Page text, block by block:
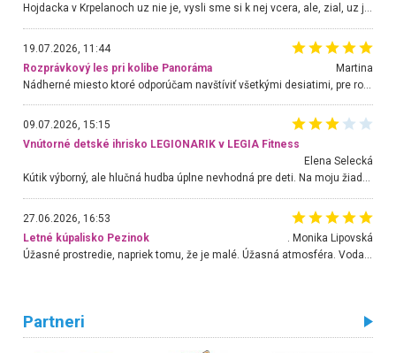
Hojdacka v Krpelanoch uz nie je, vysli sme si k nej vcera, ale, zial, uz je znicena. Ak sem planujete cestu len kvoli hojdacke, mozete si ju usetrit. Krasny vyhlad je tu vsak aj bez hojdacky :-)
19.07.2026, 11:44
Rozprávkový les pri kolibe Panoráma
Martina
Nádherné miesto ktoré odporúčam navštíviť všetkými desiatimi, pre rodiny s deťmi, dôchodcom... Proste a jednoducho ozaj rozprávkový les.. určite ešte prídeme. Odniesli sme si na pamiatku krásne tričká,
09.07.2026, 15:15
Vnútorné detské ihrisko LEGIONARIK v LEGIA Fitness
Elena Selecká
Kútik výborný, ale hlučná hudba úplne nevhodná pre deti. Na moju žiadosť o aspoň sušenie nereagovali.
27.06.2026, 16:53
Letné kúpalisko Pezinok
. Monika Lipovská
Úžasné prostredie, napriek tomu, že je malé. Úžasná atmosféra. Voda fantastická a nádherná. Ľudí je pomerne veľa, ale su mili a ohľaduplní. Je veľmi zaujímavé sledovať, ako dokážu spolu športovať cudzí ľudia a bez ohľadu na vek. Vládne tu pohoda. Vnuka neviem dostať z vody. Ďakujem za krásny deň . Urcite sa sem vrátim. Jediný problém je s parkovaním, ale aj ten sa mi podarilo vyriešiť. Monika Bratislava
Partneri